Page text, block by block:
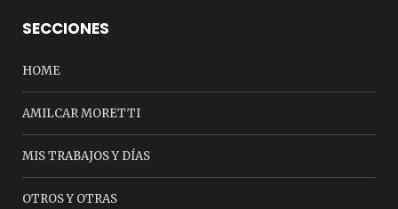
SECCIONES
HOME
AMILCAR MORETTI
MIS TRABAJOS Y DÍAS
OTROS Y OTRAS